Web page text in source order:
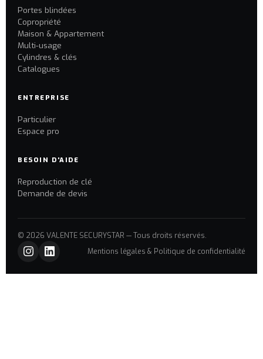
Portes blindées
Copropriété
Maison & Appartement
Multi-usage
Cylindres & clés
Catalogues
ENTREPRISE
Particulier
Espace pro
BESOIN D'AIDE
Reproduction de clé
Demande de devis
© 2026 VALENTE SECURYSTAR — Tous droits réservés.
Mentions légales & Politique de confidentialité